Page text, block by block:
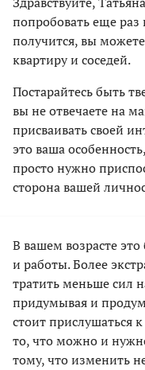
попробовать еще раз
получится, вы
квартиру и соседей.
Постарайтесь быть
вы не отвечаете на
присваивать своей
это ваша
просто нужно
сторона вашей
В вашем возрасте это
и работы. Более
тратить меньше сил
придумывая и
стоит прислушаться
то, что можно и
тому, что изменить